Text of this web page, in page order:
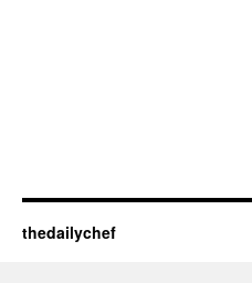
thedailychef